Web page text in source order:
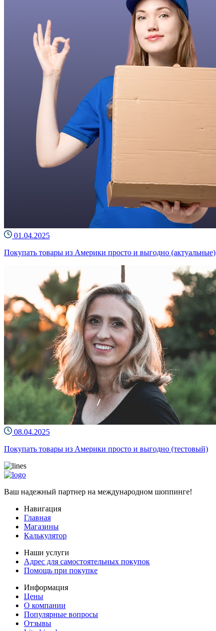
01.04.2025
Покупать товары из Америки просто и выгодно (актуальные)
08.04.2025
Покупать товары из Америки просто и выгодно (тестовый)
Ваш надежный партнер на международном шоппинге!
Навигация
Главная
Магазины
Калькулятор
Наши услуги
Адрес для самостоятельных покупок
Помощь при покупке
Информация
Цены
О компании
Популярные вопросы
Отзывы